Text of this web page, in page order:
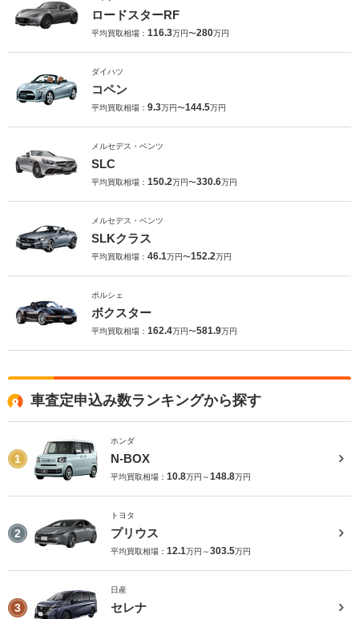
ロードスターRF
平均買取相場： 116.3万円〜280万円
ダイハツ
コペン
平均買取相場： 9.3万円〜144.5万円
メルセデス・ベンツ
SLC
平均買取相場： 150.2万円〜330.6万円
メルセデス・ベンツ
SLKクラス
平均買取相場： 46.1万円〜152.2万円
ポルシェ
ボクスター
平均買取相場： 162.4万円〜581.9万円
車査定申込み数ランキングから探す
1
ホンダ
N-BOX
平均買取相場： 10.8万円～148.8万円
2
トヨタ
プリウス
平均買取相場： 12.1万円～303.5万円
3
日産
セレナ